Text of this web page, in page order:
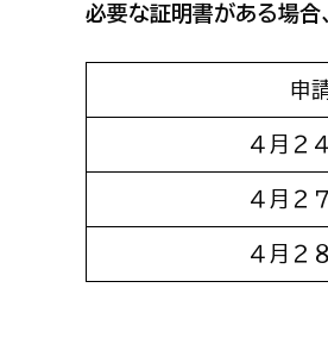
必要な証明書がある場
申請
４月２４日（
４月２７日（
４月２８日（